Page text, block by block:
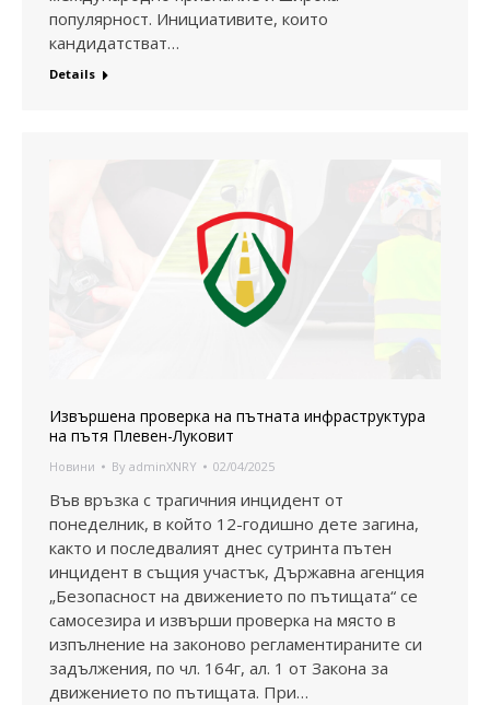
популярност. Инициативите, които
кандидатстват…
Details
Извършена проверка на пътната инфраструктура
на пътя Плевен-Луковит
Новини By adminXNRY 02/04/2025
Във връзка с трагичния инцидент от
понеделник, в който 12-годишно дете загина,
както и последвалият днес сутринта пътен
инцидент в същия участък, Държавна агенция
„Безопасност на движението по пътищата“ се
самосезира и извърши проверка на място в
изпълнение на законово регламентираните си
задължения, по чл. 164г, ал. 1 от Закона за
движението по пътищата. При…